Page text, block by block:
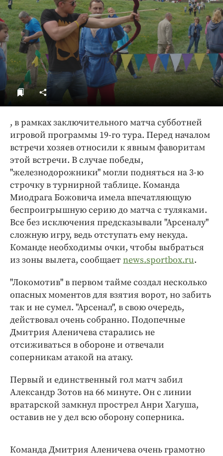
, в рамках заключительного матча субботней
игровой программы 19-го тура. Перед началом
встречи хозяев относили к явным фаворитам
этой встречи. В случае победы,
"железнодорожники" могли подняться на 3-ю
строчку в турнирной таблице. Команда
Миодрага Божовича имела впечатляющую
беспроигрышную серию до матча с туляками.
Все без исключения предсказывали "Арсеналу"
сложную игру, ведь отступать ему некуда.
Команде необходимы очки, чтобы выбраться
из зоны вылета, сообщает news.sportbox.ru.
"Локомотив" в первом тайме создал несколько
опасных моментов для взятия ворот, но забить
так и не сумел. "Арсенал", в свою очередь,
действовал очень собранно. Подопечные
Дмитрия Аленичева старались не
отсиживаться в обороне и отвечали
соперникам атакой на атаку.
Первый и единственный гол матч забил
Александр Зотов на 66 минуте. Он с линии
вратарской замкнул прострел Анри Хагуша,
оставив не у дел всю оборону соперника.
Команда Дмитрия Аленичева очень грамотно